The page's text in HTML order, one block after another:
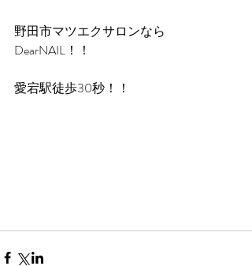
野田市マツエクサロンなら
DearNAIL！！
愛宕駅徒歩30秒！！